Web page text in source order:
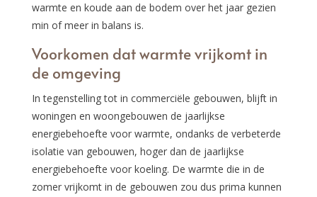
warmte en koude aan de bodem over het jaar gezien
min of meer in balans is.
Voorkomen dat warmte vrijkomt in
de omgeving
In tegenstelling tot in commerciële gebouwen, blijft in
woningen en woongebouwen de jaarlijkse
energiebehoefte voor warmte, ondanks de verbeterde
isolatie van gebouwen, hoger dan de jaarlijkse
energiebehoefte voor koeling. De warmte die in de
zomer vrijkomt in de gebouwen zou dus prima kunnen